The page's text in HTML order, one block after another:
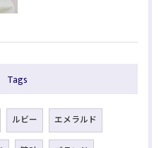
Tags
ルビー エメラルド